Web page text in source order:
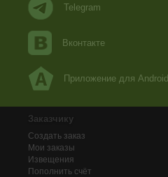
Telegram
Вконтакте
Приложение для Android
Заказчику
Создать заказ
Мои заказы
Извещения
Пополнить счёт